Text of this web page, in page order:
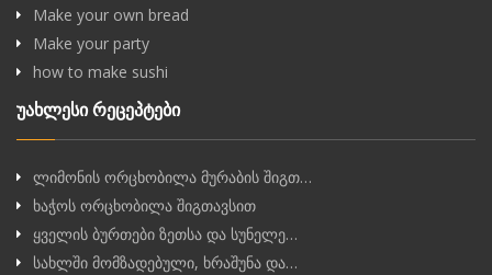
Make your own bread
Make your party
how to make sushi
უახლესი რეცეპტები
ლიმონის ორცხობილა მურაბის შიგთ…
ხაჭოს ორცხობილა შიგთავსით
ყველის ბურთები ზეთსა და სუნელე…
სახლში მომზადებული, ხრაშუნა და…